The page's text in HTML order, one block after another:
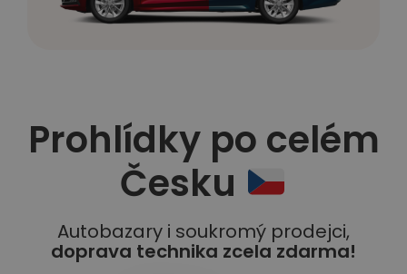
Prohlídky po celém
Česku
Autobazary i soukromý prodejci,
doprava technika zcela zdarma!